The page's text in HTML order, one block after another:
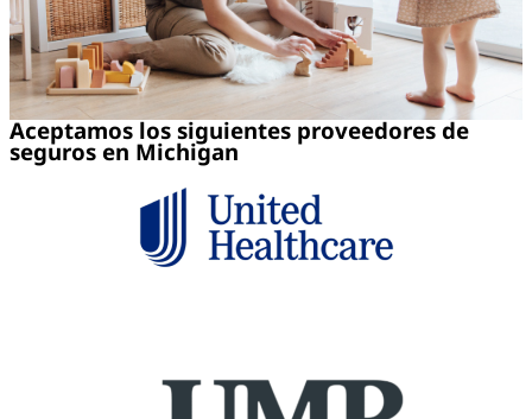
Aceptamos los siguientes proveedores de
seguros en Michigan